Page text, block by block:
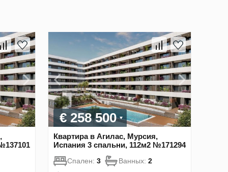
€ 258 500
Квартира в Агилас, Мурсия,
Испания 3 спальни, 112м2 №171294
Спален: 3 Ванных: 2